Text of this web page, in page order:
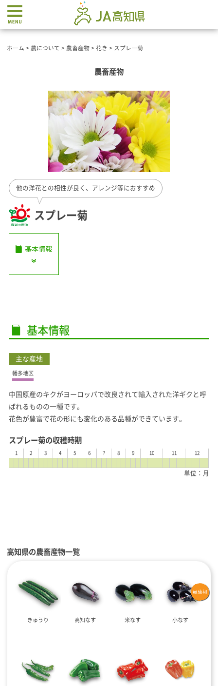
ホーム > 農について > 農畜産物 > 花き > スプレー菊
農畜産物
他の洋花との相性が良く、アレンジ等におすすめ
スプレー菊
基本情報
主な産地
幡多地区
中国原産のキクがヨーロッパで改良されて輸入された洋ギクと呼
ばれるものの一種です。
花色が豊富で花の形にも変化のある品種ができています。
スプレー菊の収穫時期
1 2 3 4 5 6 7 8 9 10 11 12
単位：月
高知県の農畜産物一覧
きゅうり 高知なす 米なす 小なす